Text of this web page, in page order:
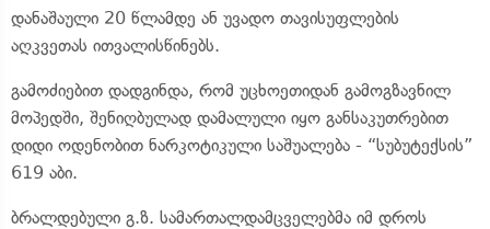
დანაშაული 20 წლამდე ან უვადო თავისუფლების
აღკვეთას ითვალისწინებს.
გამოძიებით დადგინდა, რომ უცხოეთიდან გამოგზავნილ
მოპედში, შენიღბულად დამალული იყო განსაკუთრებით
დიდი ოდენობით ნარკოტიკული საშუალება - “სუბუტექსის”
619 აბი.
ბრალდებული გ.ზ. სამართალდამცველებმა იმ დროს